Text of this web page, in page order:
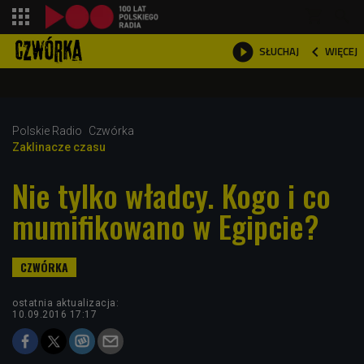
 SŁUCHAJ  WIĘCEJ

Polskie Radio
Czwórka
Zaklinacze czasu
Nie tylko władcy. Kogo i co
mumifikowano w Egipcie?
ostatnia aktualizacja:
10.09.2016 17:17